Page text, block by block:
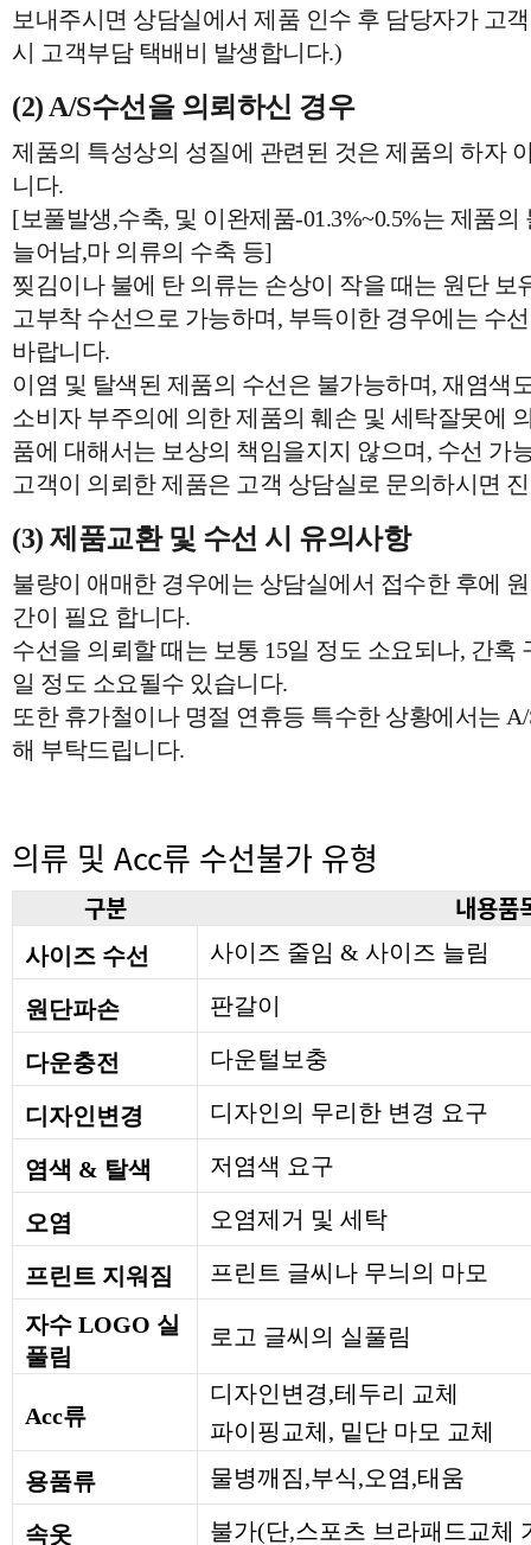
보내주시면 상담실에서 제품 인수 후 담당자가 고
시 고객부담 택배비 발생합니다.)
(2) A/S수선을 의뢰하신 경우
제품의 특성상의 성질에 관련된 것은 제품의 하자
니다.
[보풀발생,수축, 및 이완제품-01.3%~0.5%는 제품
늘어남,마 의류의 수축 등]
찢김이나 불에 탄 의류는 손상이 작을 때는 원단
고부착 수선으로 가능하며, 부득이한 경우에는 수
바랍니다.
이염 및 탈색된 제품의 수선은 불가능하며, 재염색
소비자 부주의에 의한 제품의 훼손 및 세탁잘못에
품에 대해서는 보상의 책임을지지 않으며, 수선 가
고객이 의뢰한 제품은 고객 상담실로 문의하시면
(3) 제품교환 및 수선 시 유의사항
불량이 애매한 경우에는 상담실에서 접수한 후에
간이 필요 합니다.
수선을 의뢰할 때는 보통 15일 정도 소요되나, 간
일 정도 소요될수 있습니다.
또한 휴가철이나 명절 연휴등 특수한 상황에서는
해 부탁드립니다.
의류 및 Acc류 수선불가 유형
구분 내용품
사이즈 수선 사이즈 줄임 & 사이즈 늘림
원단파손 판갈이
다운충전 다운털보충
디자인변경 디자인의 무리한 변경 요구
염색 & 탈색 저염색 요구
오염 오염제거 및 세탁
프린트 지워짐
프린트 글씨나 무늬의 마모
자수 LOGO 실
풀림
로고 글씨의 실풀림
Acc류
디자인변경,테두리 교체
파이핑교체, 밑단 마모 교체
용품류
물병깨짐,부식,오염,태움
속옷 불가(단,스포츠 브라패드교체